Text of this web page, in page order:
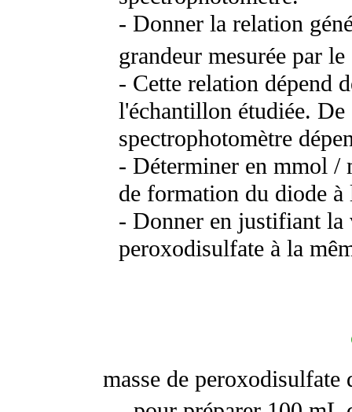
- Donner la relation
grandeur mesurée par
- Cette relation dépend
l'échantillon étudiée.
spectrophotomètre
- Déterminer en mmol /
de formation du diode
- Donner en justifiant la
peroxodisulfate à la
masse de